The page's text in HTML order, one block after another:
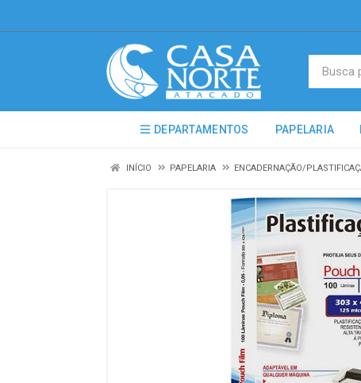
DEPARTAMENTOS PAPELARIA
INÍCIO PAPELARIA ENCADERNAÇÃO/